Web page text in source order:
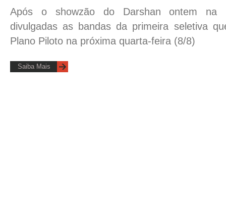
Após o showzão do Darshan ontem na
divulgadas as bandas da primeira seletiva
Plano Piloto na próxima quarta-feira (8/8)
Saiba Mais